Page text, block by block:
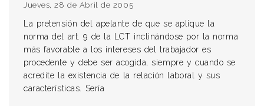
Jueves, 28 de Abril de 2005
La pretensión del apelante de que se aplique la
norma del art. 9 de la LCT inclinándose por la norma
más favorable a los intereses del trabajador es
procedente y debe ser acogida, siempre y cuando se
acredite la existencia de la relación laboral y sus
características. Sería